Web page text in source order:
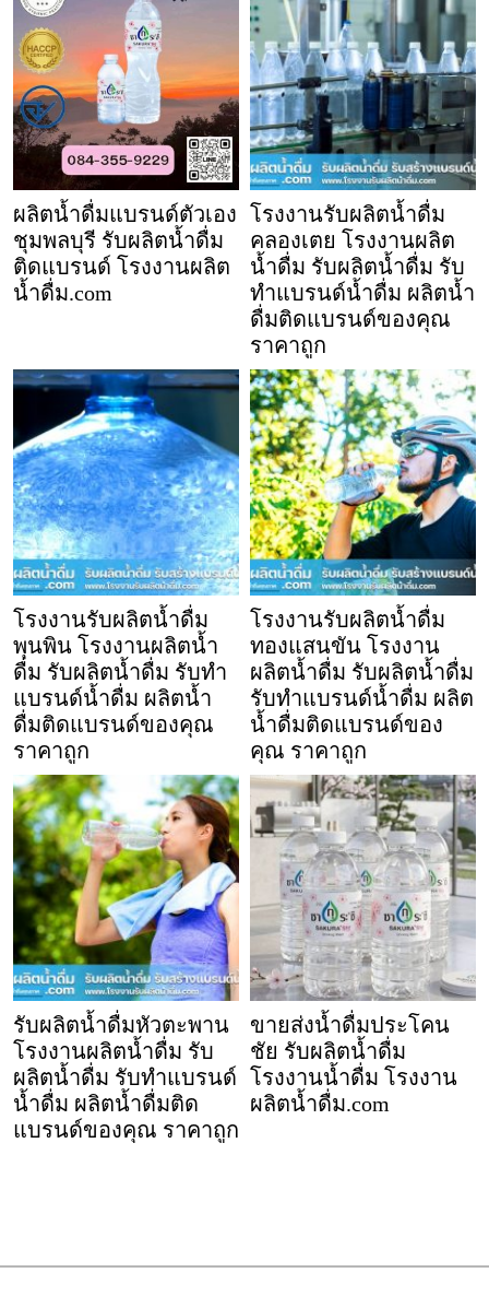
ผลิตน้ำดื่มแบรนด์ตัวเอง
ชุมพลบุรี รับผลิตน้ำดื่ม
ติดแบรนด์ โรงงานผลิต
น้ำดื่ม.com
โรงงานรับผลิตน้ำดื่ม
คลองเตย โรงงานผลิต
น้ำดื่ม รับผลิตน้ำดื่ม รับ
ทำแบรนด์น้ำดื่ม ผลิตน้ำ
ดื่มติดแบรนด์ของคุณ
ราคาถูก
โรงงานรับผลิตน้ำดื่ม
พุนพิน โรงงานผลิตน้ำ
ดื่ม รับผลิตน้ำดื่ม รับทำ
แบรนด์น้ำดื่ม ผลิตน้ำ
ดื่มติดแบรนด์ของคุณ
ราคาถูก
โรงงานรับผลิตน้ำดื่ม
ทองแสนขัน โรงงาน
ผลิตน้ำดื่ม รับผลิตน้ำดื่ม
รับทำแบรนด์น้ำดื่ม ผลิต
น้ำดื่มติดแบรนด์ของ
คุณ ราคาถูก
รับผลิตน้ำดื่มหัวตะพาน
โรงงานผลิตน้ำดื่ม รับ
ผลิตน้ำดื่ม รับทำแบรนด์
น้ำดื่ม ผลิตน้ำดื่มติด
แบรนด์ของคุณ ราคาถูก
ขายส่งน้ำดื่มประโคน
ชัย รับผลิตน้ำดื่ม
โรงงานน้ำดื่ม โรงงาน
ผลิตน้ำดื่ม.com